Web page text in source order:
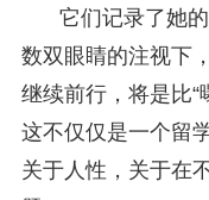
它们记录了她
数双眼睛的注视下
继续前行，将是比“
这不仅仅是一个留
关于人性，关于在